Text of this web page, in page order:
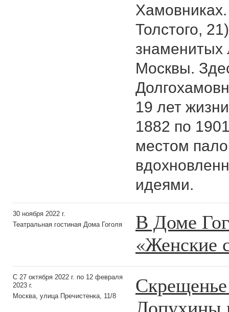
Толстого,
знаменитых
Москвы.
19 лет
1882 по
местом
идеями.
30 ноября 2022 г.
Театральная гостиная Дома Гоголя
В Доме
«Женские
С 27 октября 2022 г. по 12 февраля
2023 г.
Москва, улица Пречистенка, 11/8